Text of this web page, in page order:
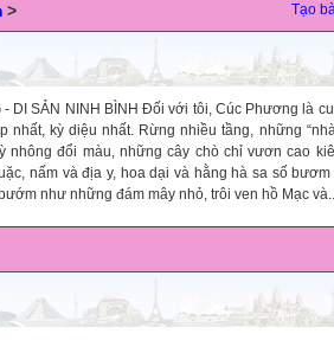
> Tạo
DI SẢN NINH BÌNH Đối với tôi, Cúc Phương là
nhất, kỳ diệu nhất. Rừng nhiều tầng, những
nhông đổi màu, những cây chò chỉ vươn cao
nấm và địa y, hoa dại và hằng hà sa số
như những đám mây nhỏ, trôi ven hồ Mạc